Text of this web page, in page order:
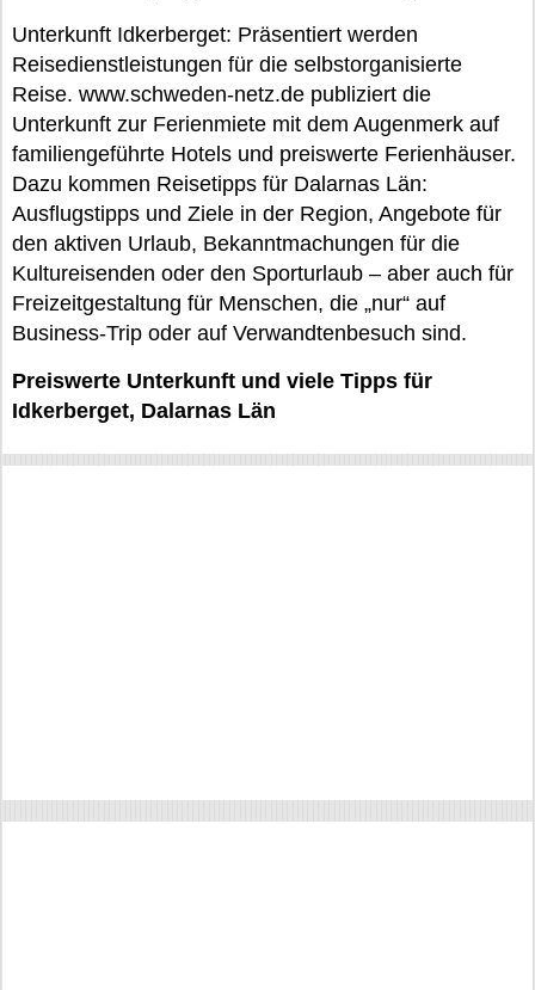
Unterkunft Idkerberget: Präsentiert werden
Reisedienstleistungen für die selbstorganisierte
Reise. www.schweden-netz.de publiziert die
Unterkunft zur Ferienmiete mit dem Augenmerk auf
familiengeführte Hotels und preiswerte Ferienhäuser.
Dazu kommen Reisetipps für Dalarnas Län:
Ausflugstipps und Ziele in der Region, Angebote für
den aktiven Urlaub, Bekanntmachungen für die
Kultureisenden oder den Sporturlaub – aber auch für
Freizeitgestaltung für Menschen, die „nur“ auf
Business-Trip oder auf Verwandtenbesuch sind.
Preiswerte Unterkunft und viele Tipps für
Idkerberget, Dalarnas Län